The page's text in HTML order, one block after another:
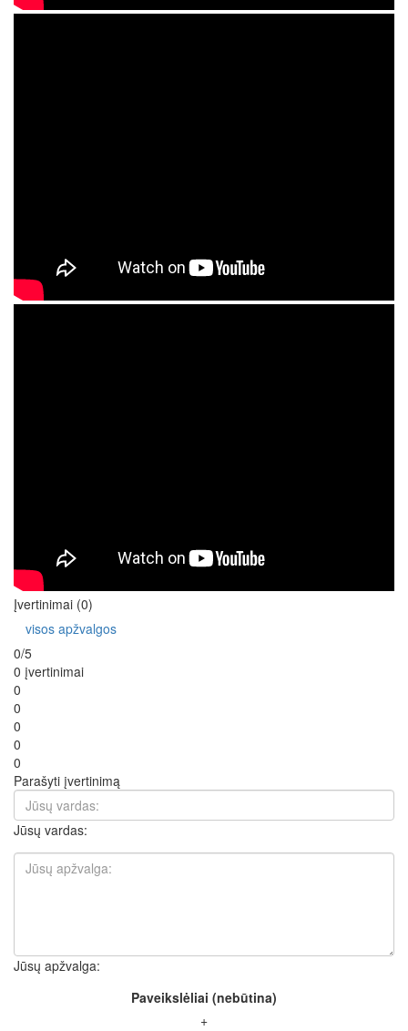
Įvertinimai (0)
visos apžvalgos
0/5
0 įvertinimai
0
0
0
0
0
Parašyti įvertinimą
Jūsų vardas:
Jūsų apžvalga:
Paveikslėliai (nebūtina)
+